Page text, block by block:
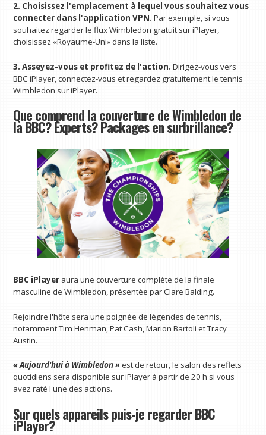
2. Choisissez l'emplacement à lequel vous souhaitez vous
connecter dans l'application VPN.Par exemple, si vous
souhaitez regarder le flux Wimbledon gratuit sur iPlayer,
choisissez «Royaume-Uni» dans la liste.
3. Asseyez-vous et profitez de l'action.Dirigez-vous vers
BBC iPlayer, connectez-vous et regardez gratuitement le tennis
Wimbledon sur iPlayer.
Que comprend la couverture de Wimbledon de
la BBC? Experts? Packages en surbrillance?
BBC iPlayer aura une couverture complète de la finale
masculine de Wimbledon, présentée par Clare Balding.
Rejoindre l'hôte sera une poignée de légendes de tennis,
notamment Tim Henman, Pat Cash, Marion Bartoli et Tracy
Austin.
« Aujourd'hui à Wimbledon » est de retour, le salon des reflets
quotidiens sera disponible sur iPlayer à partir de 20 h si vous
avez raté l'une des actions.
Sur quels appareils puis-je regarder BBC
iPlayer?